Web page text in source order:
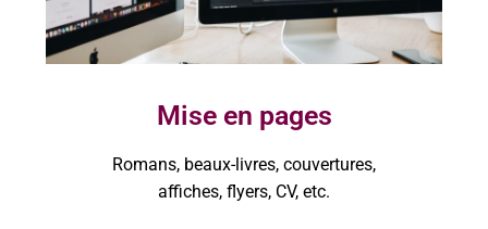
Mise en pages
Romans, beaux-livres, couvertures,
affiches, flyers, CV, etc.